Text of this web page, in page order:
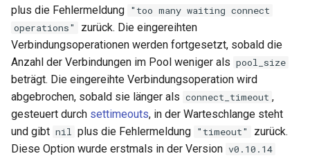
plus die Fehlermeldung "too many waiting connect
operations"
zurück. Die eingereihten
Verbindungsoperationen werden fortgesetzt, sobald die
Anzahl der Verbindungen im Pool weniger als pool_size
beträgt. Die eingereihte Verbindungsoperation wird
abgebrochen, sobald sie länger als connect_timeout ,
gesteuert durch settimeouts, in der Warteschlange steht
und gibt nil plus die Fehlermeldung "timeout"
zurück.
Diese Option wurde erstmals in der Version v0.10.14